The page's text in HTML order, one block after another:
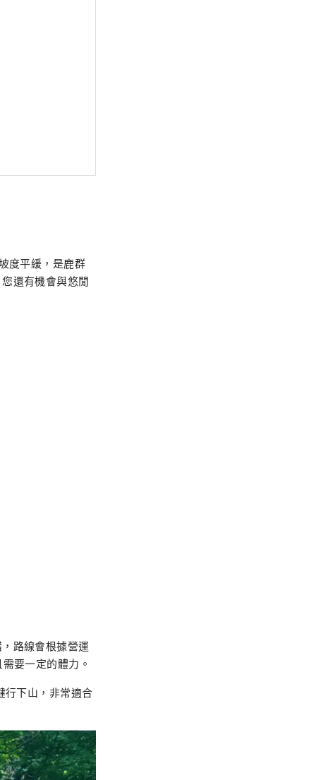
度平緩，是鹿群
還有機會與悠閒
路線會根據營運
要一定的體力。
行下山，非常適合